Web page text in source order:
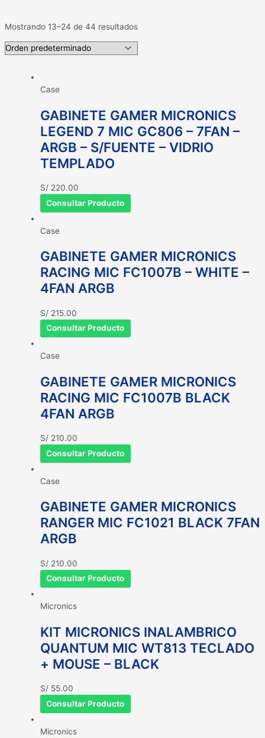
Mostrando 13–24 de 44 resultados
Case
GABINETE GAMER MICRONICS
LEGEND 7 MIC GC806 – 7FAN –
ARGB – S/FUENTE – VIDRIO
TEMPLADO
S/ 220.00
Consultar Producto
Case
GABINETE GAMER MICRONICS
RACING MIC FC1007B – WHITE –
4FAN ARGB
S/ 215.00
Consultar Producto
Case
GABINETE GAMER MICRONICS
RACING MIC FC1007B BLACK
4FAN ARGB
S/ 210.00
Consultar Producto
Case
GABINETE GAMER MICRONICS
RANGER MIC FC1021 BLACK 7FAN
ARGB
S/ 210.00
Consultar Producto
Micronics
KIT MICRONICS INALAMBRICO
QUANTUM MIC WT813 TECLADO
+ MOUSE – BLACK
S/ 55.00
Consultar Producto
Micronics